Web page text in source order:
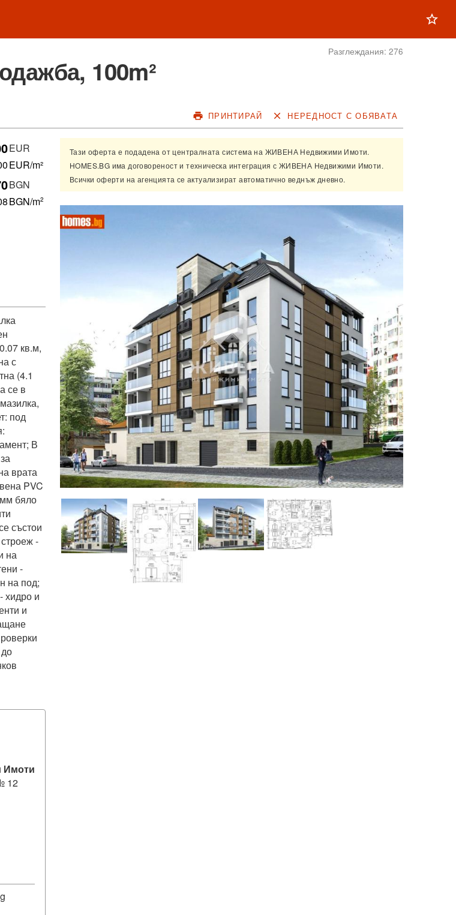
star_outline
Разглеждания: 276
100m²
print ПРИНТИРАЙ close НЕРЕДНОСТ С ОБЯВАТА
Тази оферта е подадена от централната система на ЖИВЕНА Недвижими Имоти.
HOMES.BG има договореност и техническа интеграция с ЖИВЕНА Недвижими Имоти.
Всички оферти на агенцията се актуализират автоматично веднъж дневно.
EUR
EUR/m²
BGN
BGN/m2
кв.м,
с
(4.1
се в
под
В
врата
PVC
бяло
състои
-
на
-
на под;
хидро и
и
12